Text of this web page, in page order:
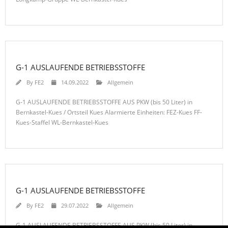
G-1 AUSLAUFENDE BETRIEBSSTOFFE
By FE2 14.09.2022 Allgemein
G-1 AUSLAUFENDE BETRIEBSSTOFFE AUS PKW (bis 50 Liter) in
Bernkastel-Kues / Ortsteil Kues Alarmierte Einheiten: FEZ-Kues FF-
Kues-Staffel WL-Bernkastel-Kues
G-1 AUSLAUFENDE BETRIEBSSTOFFE
By FE2 29.07.2022 Allgemein
G-1 AUSLAUFENDE BETRIEBSSTOFFE AUS PKW (bis 50 Liter) in